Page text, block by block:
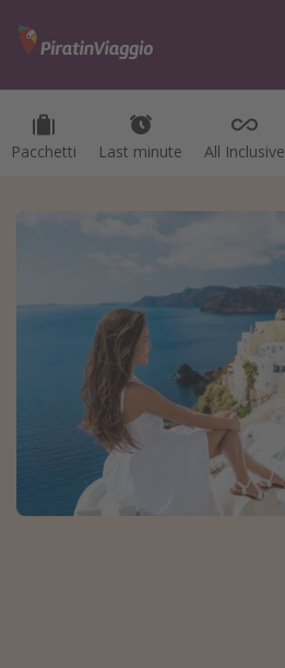
Pacchetti Last minute All Inclusive
Categorie
Crociere
Destinazioni
Tutte le destinazioni
Grecia